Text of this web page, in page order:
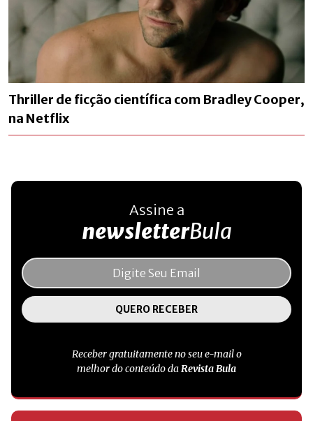
Thriller de ficção científica com Bradley Cooper,
na Netflix
Assine a
newsletterBula
Receber gratuitamente no seu e-mail o
melhor do conteúdo daRevista Bula